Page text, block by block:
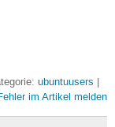
ubuntuusers |
im Artikel melden